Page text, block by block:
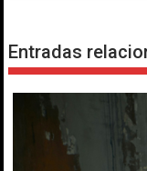
Entradas